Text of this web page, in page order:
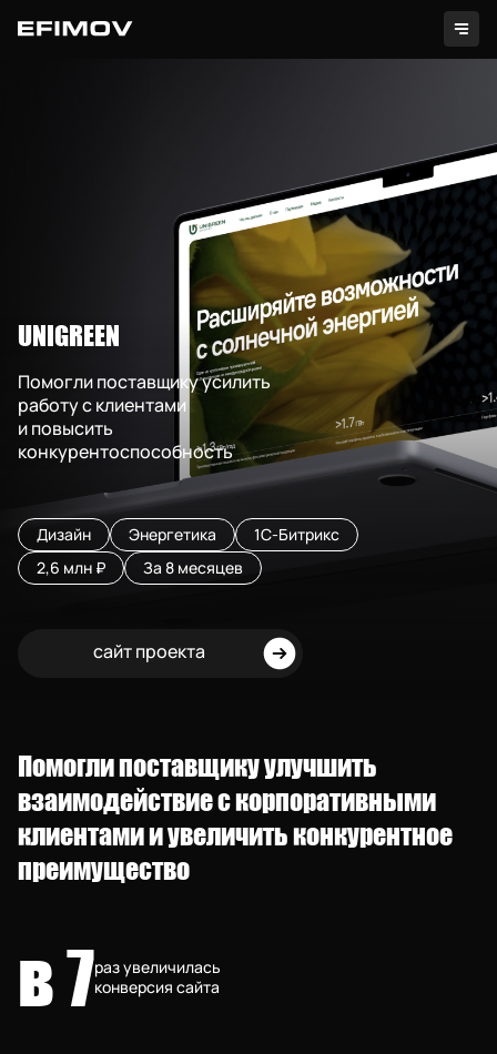
Проекты
Услуги
Секретно
Контакты
UNIGREEN
Помогли поставщику усилить
работу с клиентами
и повысить
конкурентоспособность
Дизайн Энергетика
1C-Битрикс
2,6 млн ₽
За 8 месяцев
сайт проекта
Помогли поставщику улучшить
взаимодействие с корпоративными
клиентами и увеличить конкурентное
преимущество
в 7раз увеличилась
конверсия сайта